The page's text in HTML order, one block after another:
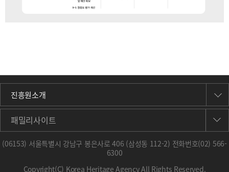
진흥원소개
패밀리사이트
(06153) 서울특별시 강남구 봉은사로 406 (삼성동 112-2) 전화번호(02) 566-
6300
Copyright(C) Korea Heritage Agency All Rights Reserved.